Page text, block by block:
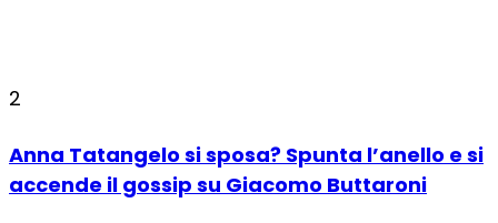
2
Anna Tatangelo si sposa? Spunta l’anello e si
accende il gossip su Giacomo Buttaroni